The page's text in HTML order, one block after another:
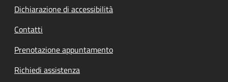
Dichiarazione di accessibilità
Contatti
Prenotazione appuntamento
Richiedi assistenza